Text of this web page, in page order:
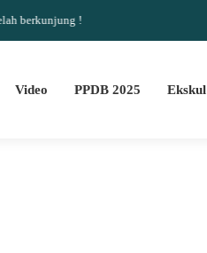
!
Video PPDB 2025 Ekskul